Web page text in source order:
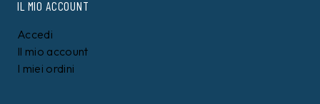
IL MIO ACCOUNT
Accedi
Il mio account
I miei ordini